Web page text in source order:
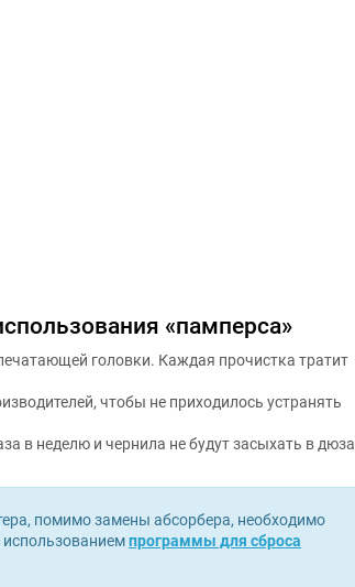
«памперса»
чтобы не приходилось устранять
в неделю и чернила не будут засыхать в дюзах
использованиемпрограммы для сброса